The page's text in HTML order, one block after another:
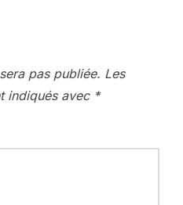
pas publiée. Les
indiqués avec *